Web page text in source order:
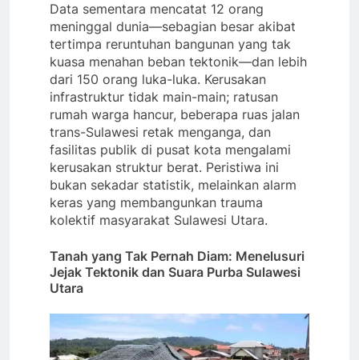
Data sementara mencatat 12 orang
meninggal dunia—sebagian besar akibat
tertimpa reruntuhan bangunan yang tak
kuasa menahan beban tektonik—dan lebih
dari 150 orang luka-luka. Kerusakan
infrastruktur tidak main-main; ratusan
rumah warga hancur, beberapa ruas jalan
trans-Sulawesi retak menganga, dan
fasilitas publik di pusat kota mengalami
kerusakan struktur berat. Peristiwa ini
bukan sekadar statistik, melainkan alarm
keras yang membangunkan trauma
kolektif masyarakat Sulawesi Utara.
Tanah yang Tak Pernah Diam: Menelusuri
Jejak Tektonik dan Suara Purba Sulawesi
Utara